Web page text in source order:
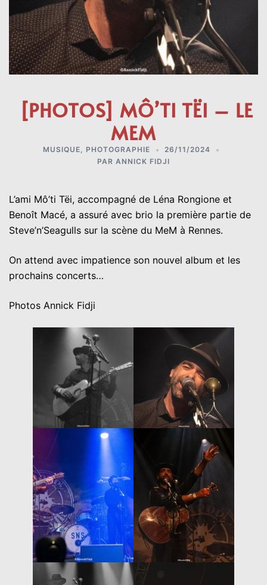
[PHOTOS] MÔ’TI TËI – LE
MEM
MUSIQUE, PHOTOGRAPHIE
26/11/2024
PAR ANNICK FIDJI
L’ami Mô’ti Tëi, accompagné de Léna Rongione et
Benoît Macé, a assuré avec brio la première partie de
Steve’n’Seagulls sur la scène du MeM à Rennes.
On attend avec impatience son nouvel album et les
prochains concerts…
Photos Annick Fidji